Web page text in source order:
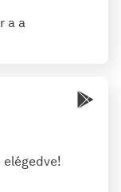
a a
elégedve!